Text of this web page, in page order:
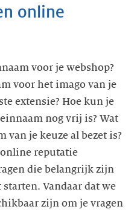
online
voor je webshop?
voor het imago van je
extensie? Hoe kun je
nog vrij is? Wat
van je keuze al bezet is?
reputatie
die belangrijk zijn
Vandaar dat we
zijn om je vragen